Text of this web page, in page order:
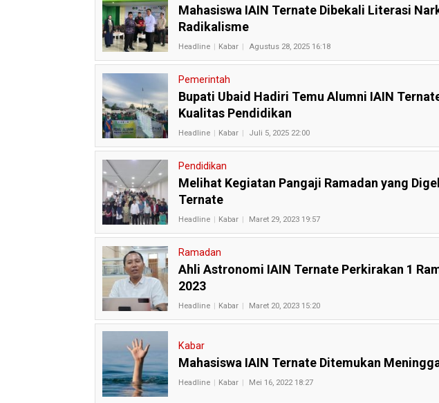
Mahasiswa IAIN Ternate Dibekali Literasi
Radikalisme
Headline Kabar Agustus 28, 2025 16:18
Pemerintah
Bupati Ubaid Hadiri Temu Alumni IAIN
Kualitas Pendidikan
Headline Kabar Juli 5, 2025 22:00
Pendidikan
Melihat Kegiatan Pangaji Ramadan yang
Ternate
Headline Kabar Maret 29, 2023 19:57
Ramadan
Ahli Astronomi IAIN Ternate Perkirakan 1
2023
Headline Kabar Maret 20, 2023 15:20
Kabar
Mahasiswa IAIN Ternate Ditemukan
Headline Kabar Mei 16, 2022 18:27